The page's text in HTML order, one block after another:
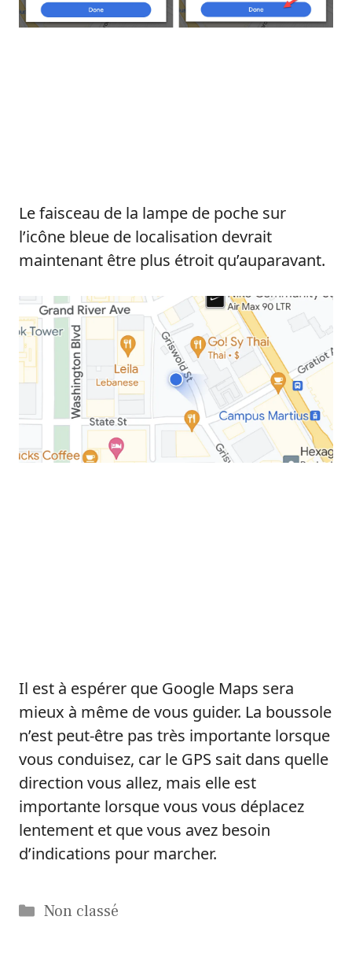
Le faisceau de la lampe de poche sur
l’icône bleue de localisation devrait
maintenant être plus étroit qu’auparavant.
Il est à espérer que Google Maps sera
mieux à même de vous guider. La boussole
n’est peut-être pas très importante lorsque
vous conduisez, car le GPS sait dans quelle
direction vous allez, mais elle est
importante lorsque vous vous déplacez
lentement et que vous avez besoin
d’indications pour marcher.
Catégories
Non classé